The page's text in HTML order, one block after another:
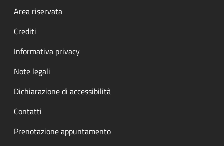
Footer menu
Area riservata
Crediti
Informativa privacy
Note legali
Dichiarazione di accessibilità
Contatti
Prenotazione appuntamento